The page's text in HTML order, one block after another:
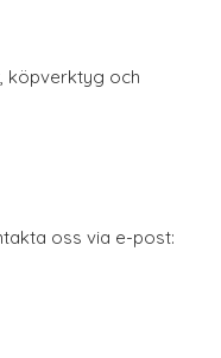
köpverktyg och
oss via e-post: